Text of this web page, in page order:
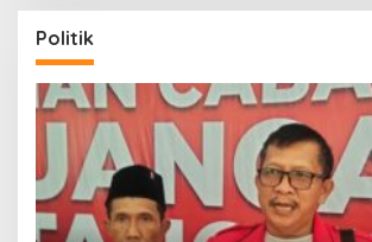
Politik